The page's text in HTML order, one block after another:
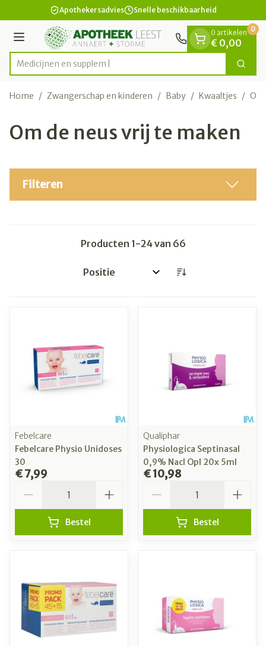
Ga naar de inhoudApothekersadvies Snelle beschikbaarheid
Menu
Product, merk, categorie...
M Zoek
0 artikelen
€ 0,00
0
Home / Zwangerschap en kinderen / Baby / Kwaaltjes /
Om de neus vrij te maken
Filteren
Producten 1-24van 66
Sorteer op:
Febelcare
Febelcare Physio Unidoses
30
€ 7,99
Bestel
Qualiphar
Physiologica Septinasal
0,9% Nacl Opl 20x 5ml
€ 10,98
Bestel